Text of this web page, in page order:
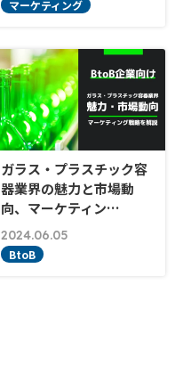
マーケティング
ガラス・プラスチック容
器業界の魅力と市場動
向、マーケティン…
2024.06.05
BtoB